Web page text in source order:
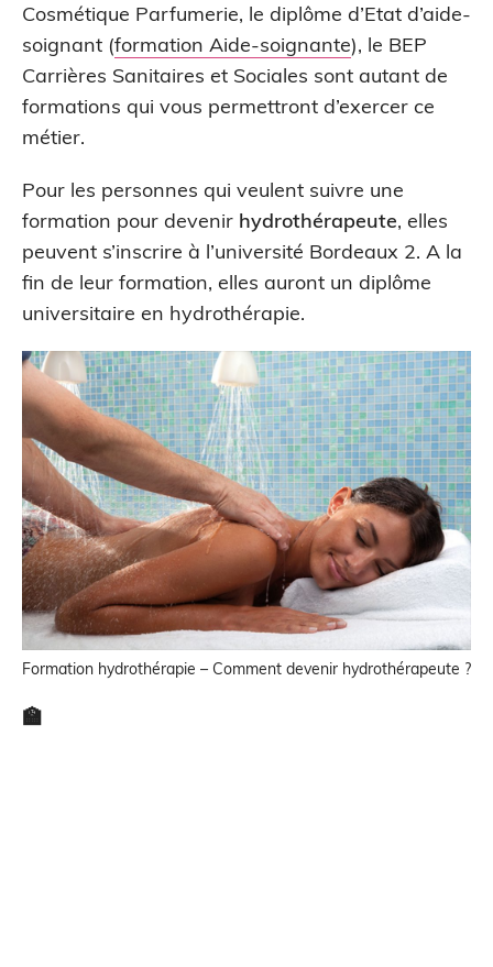
Cosmétique Parfumerie, le diplôme d’Etat d’aide-
soignant (formation Aide-soignante), le BEP
Carrières Sanitaires et Sociales sont autant de
formations qui vous permettront d’exercer ce
métier.
Pour les personnes qui veulent suivre une
formation pour devenir hydrothérapeute, elles
peuvent s’inscrire à l’université Bordeaux 2. A la
fin de leur formation, elles auront un diplôme
universitaire en hydrothérapie.
Formation hydrothérapie – Comment devenir hydrothérapeute ?
🏫